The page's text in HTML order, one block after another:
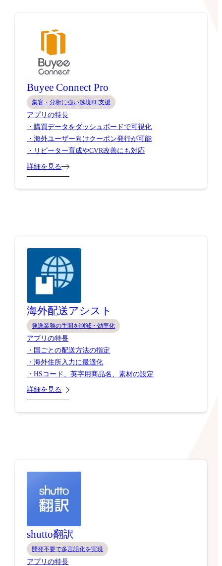
Buyee Connect Pro
集客・分析に強い越境EC支援
アプリの特長
・購買データをダッシュボードで可視化
・海外ユーザー向けクーポン発行が可能
・リピーター育成やCVR改善にも対応
詳細を見る
海外配送アシスト
発送業務の手間を削減・効率化
アプリの特長
・国ごとの配送方法の指定
・海外住所入力に最適化
・HSコード、英字用商品名、素材の設定
詳細を見る
shutto翻訳
開発不要で多言語化を実現
アプリの特長